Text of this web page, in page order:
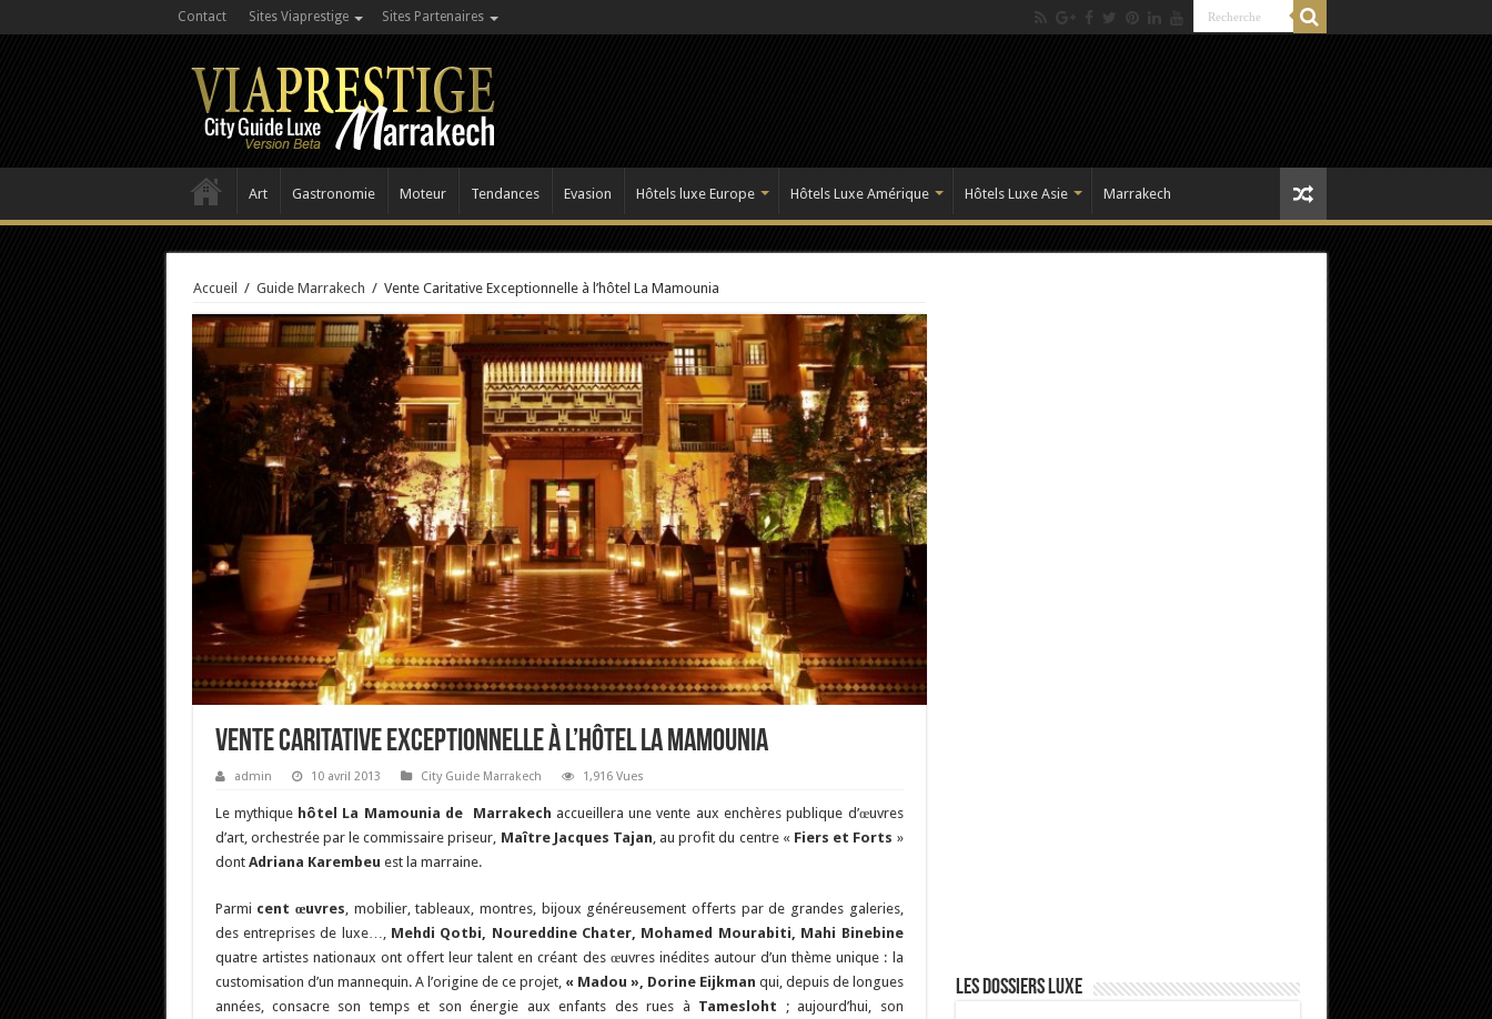
Contact Sites Viaprestige Sites Partenaires
Art Gastronomie Moteur Tendances Evasion Hôtels luxe Europe Hôtels Luxe Amérique Hôtels Luxe Asie Marrakech
Accueil / Guide Marrakech / Vente Caritative Exceptionnelle à l’hôtel La Mamounia
Vente Caritative Exceptionnelle à l’hôtel La Mamounia
admin 10 avril 2013 City Guide Marrakech 1,916 Vues
Le mythique hôtel La Mamounia de Marrakech accueillera une vente aux enchères publique d’œuvres
d’art, orchestrée par le commissaire priseur, Maître Jacques Tajan, au profit du centre « Fiers et Forts »
dont Adriana Karembeu est la marraine.
Parmi cent œuvres, mobilier, tableaux, montres, bijoux généreusement offerts par de grandes galeries,
des entreprises de luxe…, Mehdi Qotbi, Noureddine Chater, Mohamed Mourabiti, Mahi Binebine
quatre artistes nationaux ont offert leur talent en créant des œuvres inédites autour d’un thème unique : la
customisation d’un mannequin. A l’origine de ce projet, « Madou », Dorine Eijkman qui, depuis de longues
années, consacre son temps et son énergie aux enfants des rues à Tamesloht ; aujourd’hui, son
Les dossiers Luxe